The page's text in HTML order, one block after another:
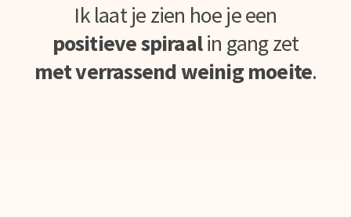
Ik laat je zien hoe je een
positieve spiraalin gang zet
met verrassend weinig moeite.